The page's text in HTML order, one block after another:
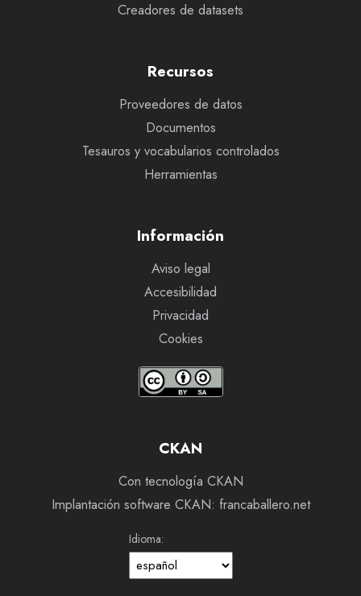
Creadores de datasets
Recursos
Proveedores de datos
Documentos
Tesauros y vocabularios controlados
Herramientas
Información
Aviso legal
Accesibilidad
Privacidad
Cookies
CKAN
Con tecnología CKAN
Implantación software CKAN: francaballero.net
Idioma